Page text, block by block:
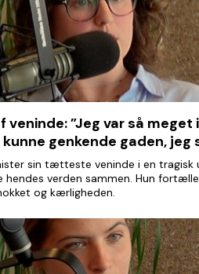
veninde: ”Jeg var så meget
kunne genkende gaden, jeg
sin tætteste veninde i en tragisk
hendes verden sammen. Hun
og kærligheden.